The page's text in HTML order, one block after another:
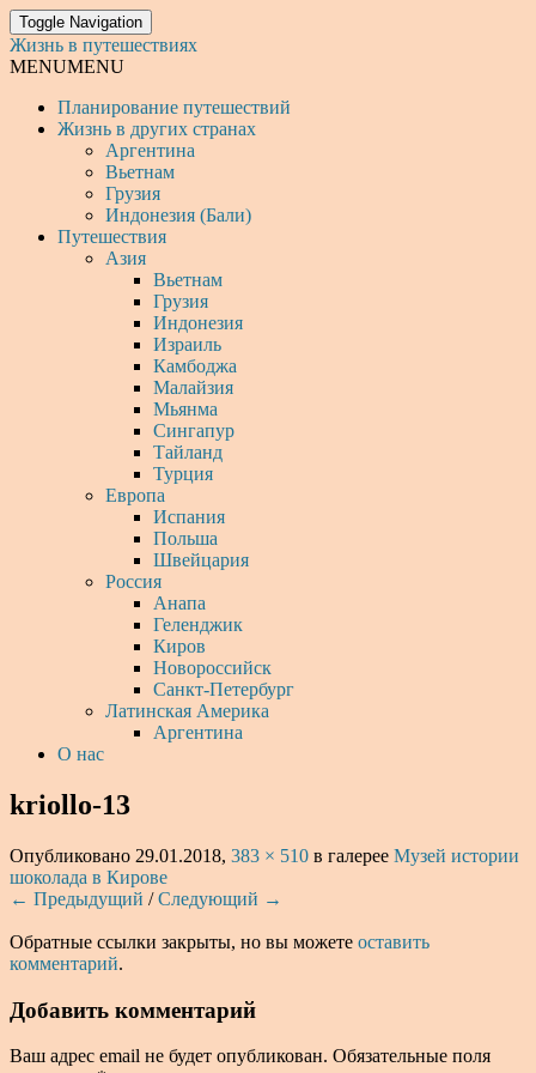
Toggle Navigation
Жизнь в путешествиях
MENUMENU
Планирование путешествий
Жизнь в других странах
Аргентина
Вьетнам
Грузия
Индонезия (Бали)
Путешествия
Азия
Вьетнам
Грузия
Индонезия
Израиль
Камбоджа
Малайзия
Мьянма
Сингапур
Тайланд
Турция
Европа
Испания
Польша
Швейцария
Россия
Анапа
Геленджик
Киров
Новороссийск
Санкт-Петербург
Латинская Америка
Аргентина
О нас
kriollo-13
Опубликовано 29.01.2018, 383 × 510 в галерее Музей истории
шоколада в Кирове
← Предыдущий /Следующий →
Обратные ссылки закрыты, но вы можете оставить
комментарий.
Добавить комментарий
Ваш адрес email не будет опубликован. Обязательные поля